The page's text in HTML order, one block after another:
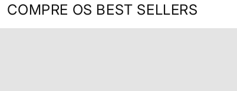
COMPRE OS BEST SELLERS